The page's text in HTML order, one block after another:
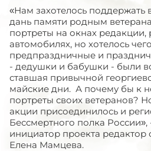
«Нам захотелось поддержать
дань памяти родным
портреты на окнах
автомобилях, но хотелось
предпраздничные и
- дедушки и бабушки - были
ставшая привычной
майские дни. А почему бы к
портреты своих ветеранов?
акции присоединилось и
Бессмертного полка России»,
инициатор проекта
Елена Мамцева.